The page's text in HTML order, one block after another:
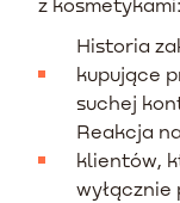
Historia
kupujące
suchej
Reakcja
klientów,